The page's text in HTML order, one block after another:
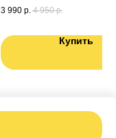
специально для
3 990 р. 4 950 р.
Купить